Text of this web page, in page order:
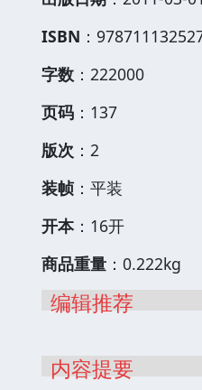
ISBN ：
字数 ：222000
页码 ：137
版次 ：2
装帧 ：平装
开本：16开
商品重量 ：0.222kg
编辑推荐
内容提要